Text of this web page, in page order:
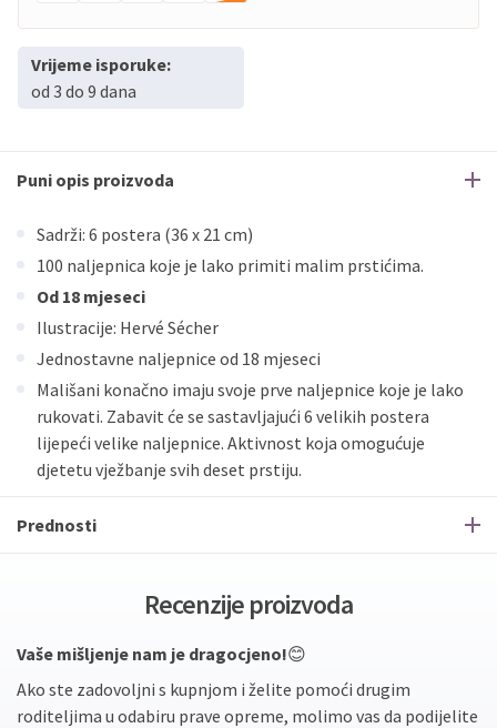
Vrijeme isporuke:
od 3 do 9 dana
Puni opis proizvoda
Sadrži: 6 postera (36 x 21 cm)
100 naljepnica koje je lako primiti malim prstićima.
Od 18 mjeseci
Ilustracije: Hervé Sécher
Jednostavne naljepnice od 18 mjeseci
Mališani konačno imaju svoje prve naljepnice koje je lako
rukovati. Zabavit će se sastavljajući 6 velikih postera
lijepeći velike naljepnice. Aktivnost koja omogućuje
djetetu vježbanje svih deset prstiju.
Prednosti
Recenzije proizvoda
Vaše mišljenje nam je dragocjeno!😊
Ako ste zadovoljni s kupnjom i želite pomoći drugim
roditeljima u odabiru prave opreme, molimo vas da podijelite